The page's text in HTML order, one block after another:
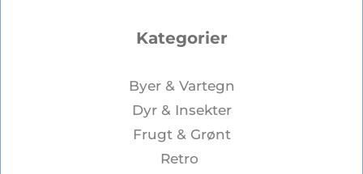
Kategorier
Byer & Vartegn
Dyr & Insekter
Frugt & Grønt
Retro